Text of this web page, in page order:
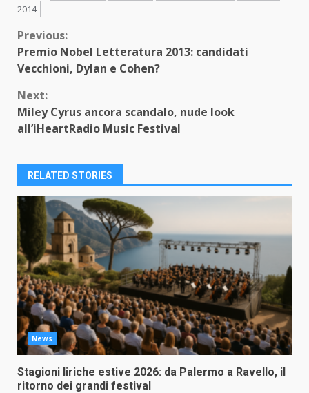
2014
Continue
Reading
Previous:
Premio Nobel Letteratura 2013: candidati
Vecchioni, Dylan e Cohen?
Next:
Miley Cyrus ancora scandalo, nude look
all’iHeartRadio Music Festival
RELATED STORIES
News
Stagioni liriche estive 2026: da Palermo a Ravello, il
ritorno dei grandi festival